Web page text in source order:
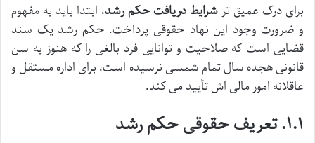
برای درک عمیق تر شرایط دریافت حکم رشد، ابتدا باید به مفهوم
و ضرورت وجود این نهاد حقوقی پرداخت. حکم رشد یک سند
قضایی است که صلاحیت و توانایی فرد بالغی را که هنوز به سن
قانونی هجده سال تمام شمسی نرسیده است، برای اداره مستقل و
عاقلانه امور مالی اش تأیید می کند.
۱.۱. تعریف حقوقی حکم رشد